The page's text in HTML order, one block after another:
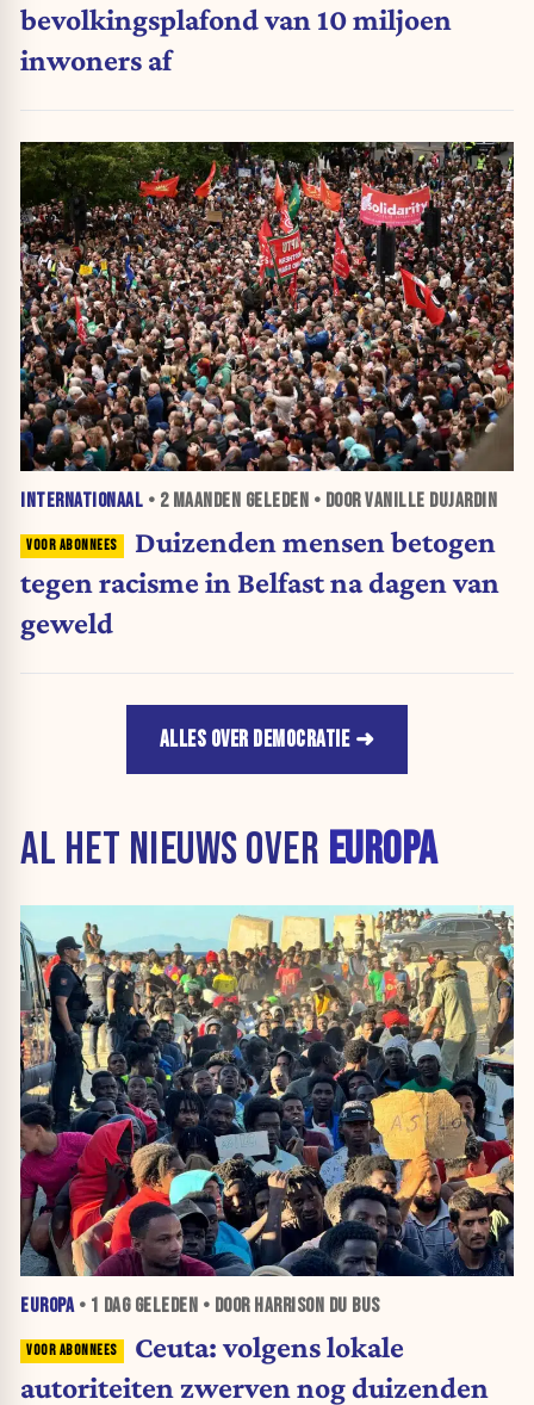
bevolkingsplafond van 10 miljoen
inwoners af
INTERNATIONAAL • 2 MAANDEN GELEDEN • DOOR VANILLE DUJARDIN
Duizenden mensen betogen
tegen racisme in Belfast na dagen van
geweld
ALLES OVER DEMOCRATIE
AL HET NIEUWS OVER EUROPA
EUROPA• 1 DAGGELEDEN • DOOR HARRISON DU BUS
Ceuta: volgens lokale
autoriteiten zwerven nog duizenden